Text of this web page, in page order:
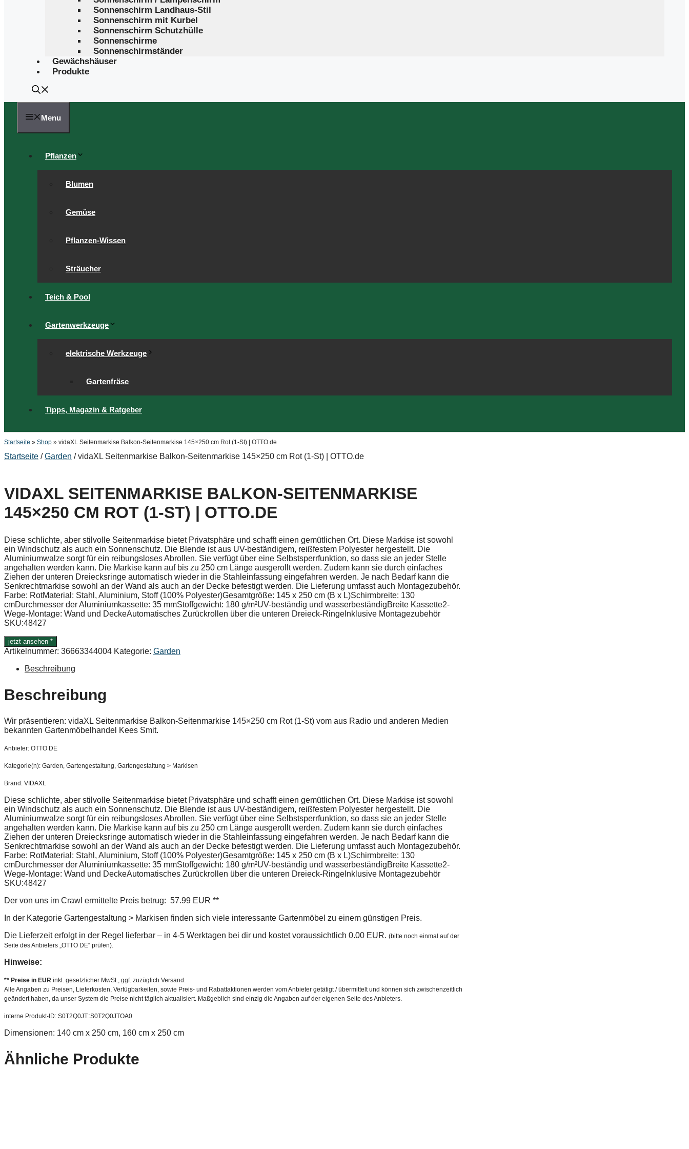
Sonnenschirm Landhaus-Stil
Sonnenschirm mit Kurbel
Sonnenschirm Schutzhülle
Sonnenschirme
Sonnenschirmständer
Gewächshäuser
Produkte
Menu
Pflanzen
Blumen
Gemüse
Pflanzen-Wissen
Sträucher
Teich & Pool
Gartenwerkzeuge
elektrische Werkzeuge
Gartenfräse
Tipps, Magazin & Ratgeber
Startseite » Shop » vidaXL Seitenmarkise Balkon-Seitenmarkise 145×250 cm Rot (1-St) | OTTO.de
Startseite /Garden / vidaXL Seitenmarkise Balkon-Seitenmarkise 145×250 cm Rot (1-St) | OTTO.de
VIDAXL SEITENMARKISE BALKON-SEITENMARKISE
145×250 CM ROT (1-ST) | OTTO.DE
Diese schlichte, aber stilvolle Seitenmarkise bietet Privatsphäre und schafft einen gemütlichen Ort. Diese Markise ist sowohl
ein Windschutz als auch ein Sonnenschutz. Die Blende ist aus UV-beständigem, reißfestem Polyester hergestellt. Die
Aluminiumwalze sorgt für ein reibungsloses Abrollen. Sie verfügt über eine Selbstsperrfunktion, so dass sie an jeder Stelle
angehalten werden kann. Die Markise kann auf bis zu 250 cm Länge ausgerollt werden. Zudem kann sie durch einfaches
Ziehen der unteren Dreiecksringe automatisch wieder in die Stahleinfassung eingefahren werden. Je nach Bedarf kann die
Senkrechtmarkise sowohl an der Wand als auch an der Decke befestigt werden. Die Lieferung umfasst auch Montagezubehör.
Farbe: RotMaterial: Stahl, Aluminium, Stoff (100% Polyester)Gesamtgröße: 145 x 250 cm (B x L)Schirmbreite: 130
cmDurchmesser der Aluminiumkassette: 35 mmStoffgewicht: 180 g/m²UV-beständig und wasserbeständigBreite Kassette2-
Wege-Montage: Wand und DeckeAutomatisches Zurückrollen über die unteren Dreieck-RingeInklusive Montagezubehör
SKU:48427
jetzt ansehen *
Artikelnummer: 36663344004 Kategorie: Garden
Beschreibung
Beschreibung
Wir präsentieren: vidaXL Seitenmarkise Balkon-Seitenmarkise 145×250 cm Rot (1-St) vom aus Radio und anderen Medien
bekannten Gartenmöbelhandel Kees Smit.
Anbieter: OTTO DE
Kategorie(n): Garden, Gartengestaltung, Gartengestaltung > Markisen
Brand: VIDAXL
Diese schlichte, aber stilvolle Seitenmarkise bietet Privatsphäre und schafft einen gemütlichen Ort. Diese Markise ist sowohl
ein Windschutz als auch ein Sonnenschutz. Die Blende ist aus UV-beständigem, reißfestem Polyester hergestellt. Die
Aluminiumwalze sorgt für ein reibungsloses Abrollen. Sie verfügt über eine Selbstsperrfunktion, so dass sie an jeder Stelle
angehalten werden kann. Die Markise kann auf bis zu 250 cm Länge ausgerollt werden. Zudem kann sie durch einfaches
Ziehen der unteren Dreiecksringe automatisch wieder in die Stahleinfassung eingefahren werden. Je nach Bedarf kann die
Senkrechtmarkise sowohl an der Wand als auch an der Decke befestigt werden. Die Lieferung umfasst auch Montagezubehör.
Farbe: RotMaterial: Stahl, Aluminium, Stoff (100% Polyester)Gesamtgröße: 145 x 250 cm (B x L)Schirmbreite: 130
cmDurchmesser der Aluminiumkassette: 35 mmStoffgewicht: 180 g/m²UV-beständig und wasserbeständigBreite Kassette2-
Wege-Montage: Wand und DeckeAutomatisches Zurückrollen über die unteren Dreieck-RingeInklusive Montagezubehör
SKU:48427
Der von uns im Crawl ermittelte Preis betrug: 57.99 EUR **
In der Kategorie Gartengestaltung > Markisen finden sich viele interessante Gartenmöbel zu einem günstigen Preis.
Die Lieferzeit erfolgt in der Regel lieferbar – in 4-5 Werktagen bei dir und kostet voraussichtlich 0.00 EUR. (bitte noch einmal auf der
Seite des Anbieters „OTTO DE“ prüfen).
Hinweise:
** Preise in EUR inkl. gesetzlicher MwSt., ggf. zuzüglich Versand.
Alle Angaben zu Preisen, Lieferkosten, Verfügbarkeiten, sowie Preis- und Rabattaktionen werden vom Anbieter getätigt / übermittelt und können sich zwischenzeitlich
geändert haben, da unser System die Preise nicht täglich aktualisiert. Maßgeblich sind einzig die Angaben auf der eigenen Seite des Anbieters.
interne Produkt-ID: S0T2Q0JT::S0T2Q0JTOA0
Dimensionen: 140 cm x 250 cm, 160 cm x 250 cm
Ähnliche Produkte